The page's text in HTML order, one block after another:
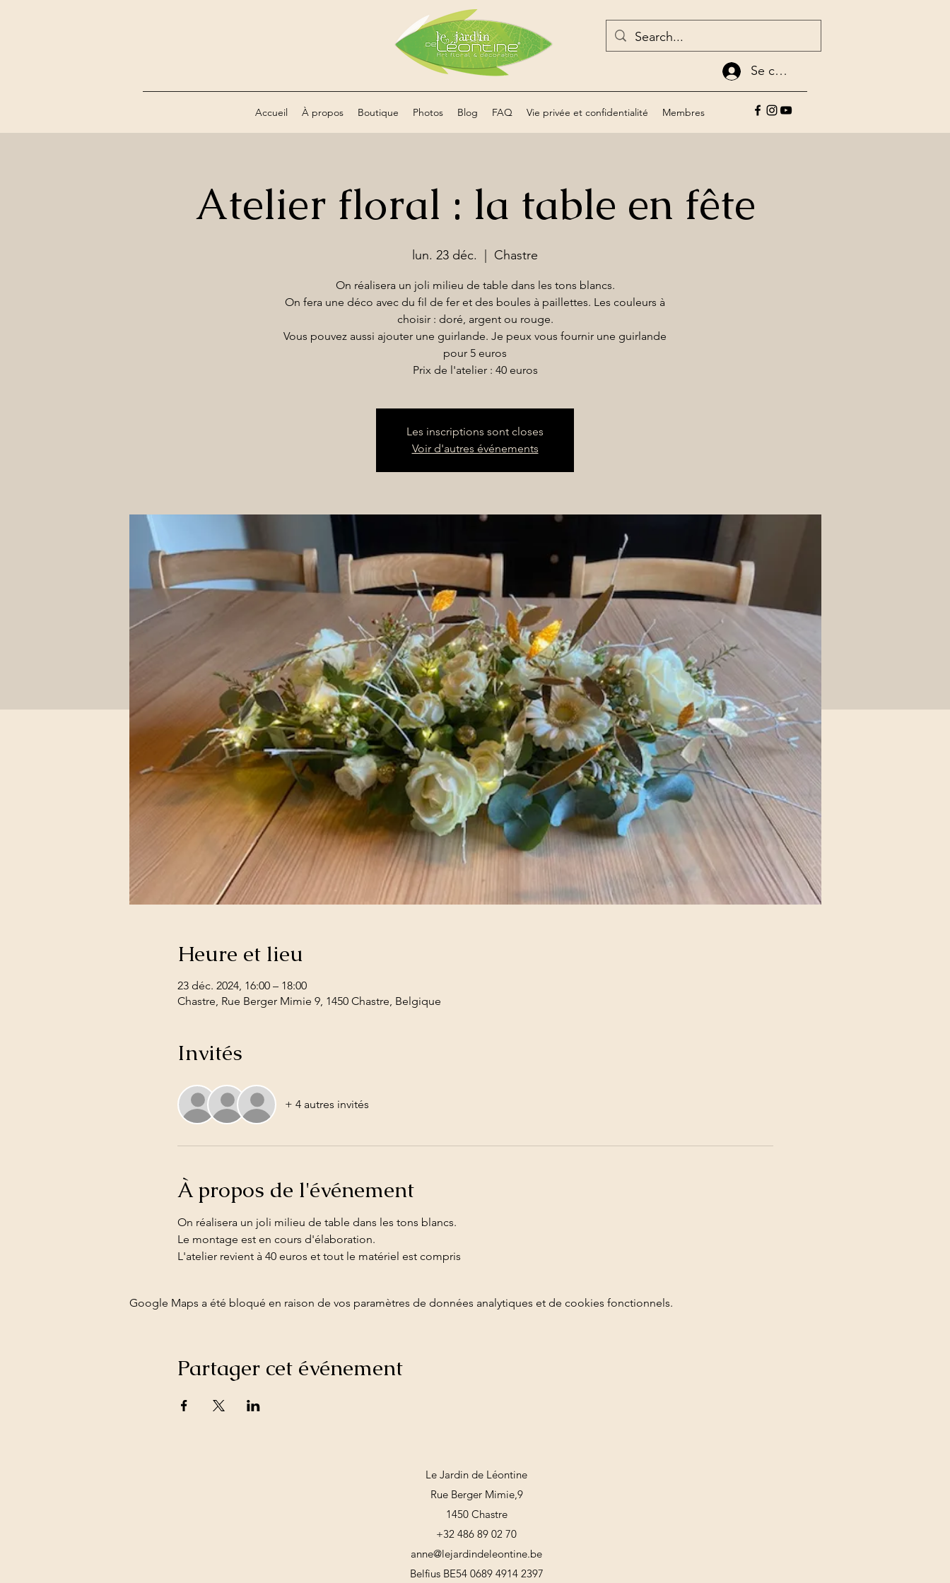
Se connecter
Accueil À propos Boutique Photos Blog FAQ Vie privée et confidentialité Membres
Atelier floral : la table en fête
lun. 23 déc.
  |
Chastre
On réalisera un joli milieu de table dans les tons blancs.
On fera une déco avec du fil de fer et des boules à paillettes. Les couleurs à
choisir : doré, argent ou rouge.
Vous pouvez aussi ajouter une guirlande. Je peux vous fournir une guirlande
pour 5 euros
Prix de l'atelier : 40 euros
Les inscriptions sont closes
Voir d'autres événements
Heure et lieu
23 déc. 2024, 16:00 – 18:00
Chastre, Rue Berger Mimie 9, 1450 Chastre, Belgique
Invités
+ 4 autres invités
À propos de l'événement
On réalisera un joli milieu de table dans les tons blancs.
Le montage est en cours d'élaboration.
L'atelier revient à 40 euros et tout le matériel est compris
Google Maps a été bloqué en raison de vos paramètres de données analytiques et de cookies fonctionnels.
Partager cet événement
Le Jardin de Léontine
Rue Berger Mimie,9
1450 Chastre
+32 486 89 02 70
anne@lejardindeleontine.be
Belfius BE54 0689 4914 2397